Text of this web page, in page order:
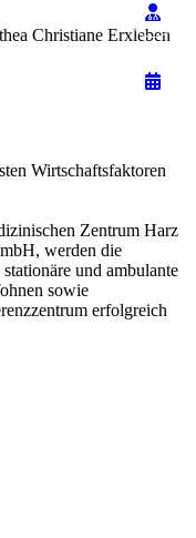
Christiane Erxleben
Wirtschaftsfaktoren
Zentrum Harz
werden die
und ambulante
sowie
erfolgreich